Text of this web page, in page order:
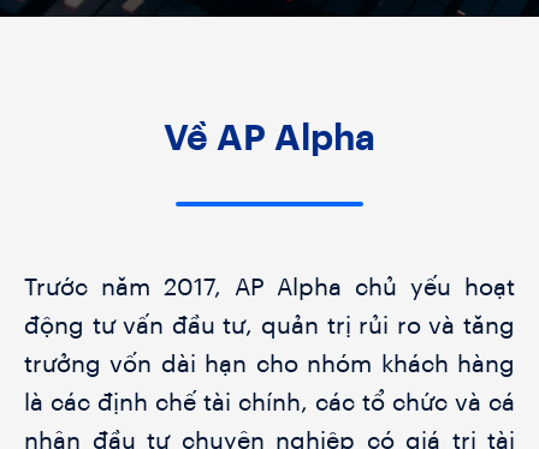
Về AP Alpha
Trước năm 2017, AP Alpha chủ yếu hoạt
động tư vấn đầu tư, quản trị rủi ro và tăng
trưởng vốn dài hạn cho nhóm khách hàng
là các định chế tài chính, các tổ chức và cá
nhân đầu tư chuyên nghiệp có giá trị tài